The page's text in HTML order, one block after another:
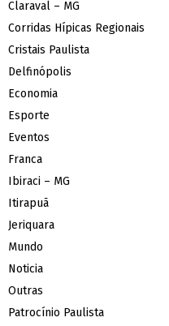
Claraval – MG
Corridas Hípicas Regionais
Cristais Paulista
Delfinópolis
Economia
Esporte
Eventos
Franca
Ibiraci – MG
Itirapuã
Jeriquara
Mundo
Noticia
Outras
Patrocínio Paulista